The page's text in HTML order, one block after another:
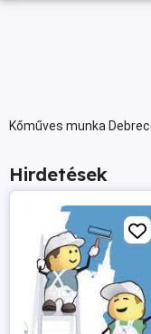
Kőműves munka
Hirdetések